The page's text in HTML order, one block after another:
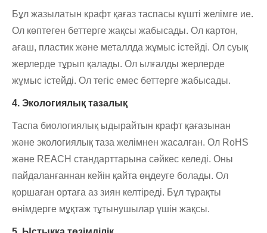
Бұл жазылатын крафт қағаз таспасы күшті желімге ие.
Ол көптеген беттерге жақсы жабысады. Ол картон,
ағаш, пластик және металлда жұмыс істейді. Ол суық
жерлерде тұрып қалады. Ол ылғалды жерлерде
жұмыс істейді. Ол тегіс емес беттерге жабысады.
4. Экологиялық тазалық
Таспа биологиялық ыдырайтын крафт қағазынан
және экологиялық таза желімнен жасалған. Ол RoHS
және REACH стандарттарына сәйкес келеді. Оны
пайдаланғаннан кейін қайта өңдеуге болады. Ол
қоршаған ортаға аз зиян келтіреді. Бұл тұрақты
өнімдерге мұқтаж тұтынушылар үшін жақсы.